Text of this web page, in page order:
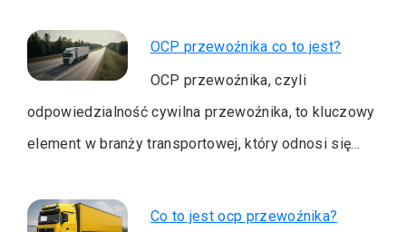
OCP przewoźnika co to jest?
OCP przewoźnika, czyli
odpowiedzialność cywilna przewoźnika, to kluczowy
element w branży transportowej, który odnosi się…
Co to jest ocp przewoźnika?